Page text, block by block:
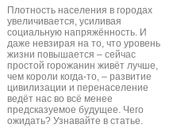
Плотность населения в городах
увеличивается, усиливая
социальную напряжённость. И
даже невзирая на то, что уровень
жизни повышается – сейчас
простой горожанин живёт лучше,
чем короли когда-то, – развитие
цивилизации и перенаселение
ведёт нас во всё менее
предсказуемое будущее. Чего
ожидать? Узнавайте в статье.